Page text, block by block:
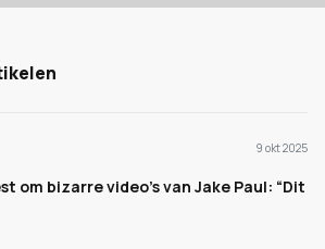
9 okt 2025
om bizarre video’s van Jake Paul: “Dit